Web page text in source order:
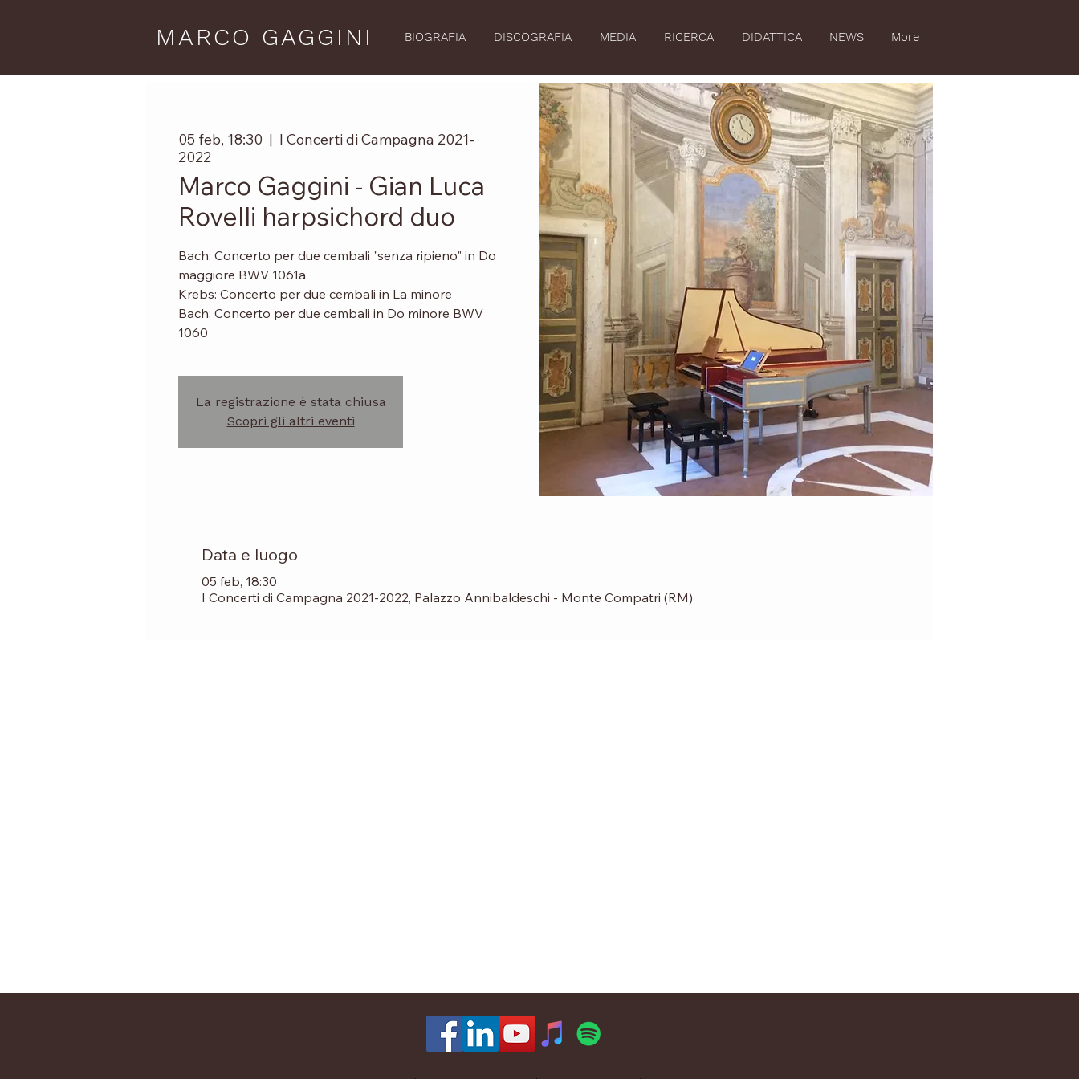
MARCO GAGGINI BIOGRAFIA DISCOGRAFIA MEDIA RICERCA DIDATTICA NEWS More
05 feb, 18:30
  |
I Concerti di Campagna 2021-
2022
Marco Gaggini - Gian Luca
Rovelli harpsichord duo
Bach: Concerto per due cembali "senza ripieno" in Do
maggiore BWV 1061a
Krebs: Concerto per due cembali in La minore
Bach: Concerto per due cembali in Do minore BWV
1060
La registrazione è stata chiusa
Scopri gli altri eventi
Data e luogo
05 feb, 18:30
I Concerti di Campagna 2021-2022, Palazzo Annibaldeschi - Monte Compatri (RM)